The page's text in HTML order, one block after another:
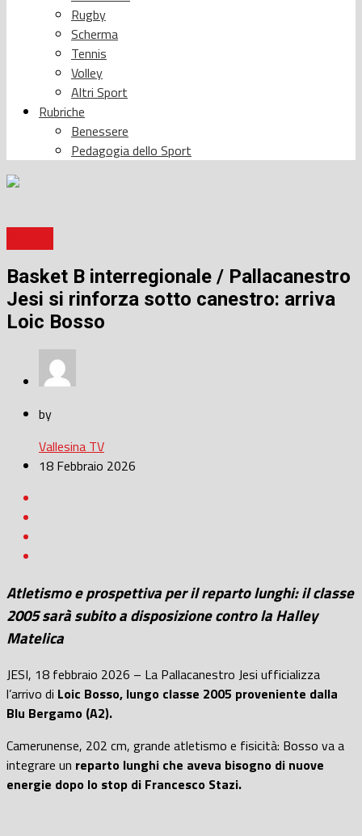
Rugby
Scherma
Tennis
Volley
Altri Sport
Rubriche
Benessere
Pedagogia dello Sport
Basket B interregionale / Pallacanestro
Jesi si rinforza sotto canestro: arriva
Loic Bosso
by
Vallesina TV
18 Febbraio 2026
Atletismo e prospettiva per il reparto lunghi: il classe
2005 sarà subito a disposizione contro la Halley
Matelica
JESI, 18 febbraio 2026 – La Pallacanestro Jesi ufficializza
l’arrivo di Loic Bosso, lungo classe 2005 proveniente dalla
Blu Bergamo (A2).
Camerunense, 202 cm, grande atletismo e fisicità: Bosso va a
integrare un reparto lunghi che aveva bisogno di nuove
energie dopo lo stop di Francesco Stazi.